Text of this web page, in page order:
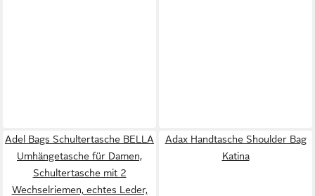
Adel Bags Schultertasche BELLA
Umhängetasche für Damen,
Schultertasche mit 2
Wechselriemen, echtes Leder,
Adax Handtasche Shoulder Bag
Katina